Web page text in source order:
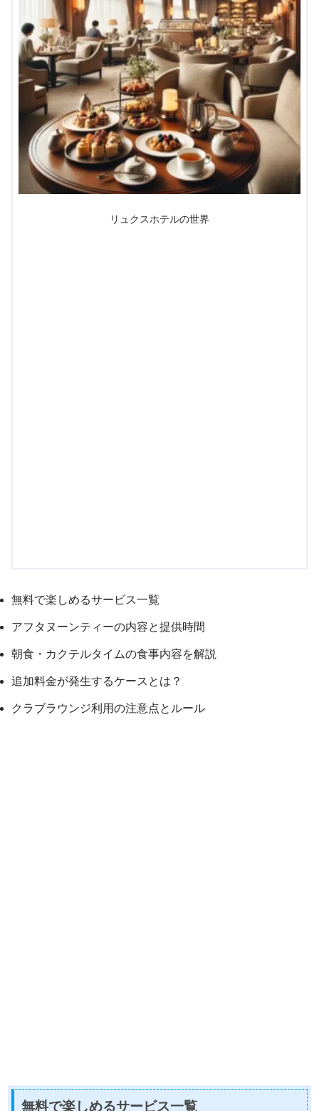
リュクスホテルの世界
無料で楽しめるサービス一覧
アフタヌーンティーの内容と提供時間
朝食・カクテルタイムの食事内容を解説
追加料金が発生するケースとは？
クラブラウンジ利用の注意点とルール
無料で楽しめるサービス一覧